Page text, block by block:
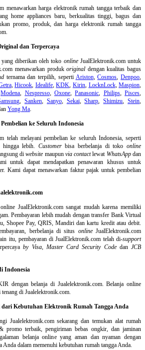
menawarkan harga elektronik rumah tangga terbaik dan
home appliances baru, berkualitas tinggi, bagus dan
promo, produk, dan harga elektronik rumah tangga
dan Terpercaya
diberikan oleh toko onlineJualElektronik.com untuk
menawarkan produkoriginal dengan kualitas bagus
ternama dan terpilih, seperti Ariston,Cosmos,Denpoo,
,Hicook, Idealife,KDK, Kirin, LocknLock,Maspion,
Modena, Nespresso, Oxone,Panasonic, Philips, Pisces,
,Sanken, Sanyo, Sekai,Sharp,Shimizu,Stein,
Yong Ma.
ke Seluruh Indonesia
telah melayani pembelian ke seluruh Indonesia, seperti
hingga lebih. Customerbisa berbelanja di tokoonline
diwebsite maupun via contactlewat WhatsAppdan
untuk dapat mendapatkan penawaran khusus untuk
Kami dapat menawarkan faktur pajak untuk pembelian
JualElektronik.com sangat mudah karena memiliki
Pembayaran lebih mudah dengan transfer Bank Virtual
Shopee Pay, QRIS, Mandiri dan kartu kredit atau debit.
berbelanja di situs onlineJualElektronik.com
itu, pembayaran di JualElektronik.com telah di-support
by Visa, Master Card Security Codedan JCB
Indonesia
dengan belanja di Jualelektronik.com. Belanja online
di Jualelektronik.com.
dari Kebutuhan Elektronik Rumah Tangga Anda
Jualelektronik.com sekarang dan temukan alat rumah
promo terbaik, pengiriman bebas ongkir, dan jaminan
belanja online yang aman dan nyaman dengan
Anda dalam memenuhi kebutuhan rumah tangga Anda.